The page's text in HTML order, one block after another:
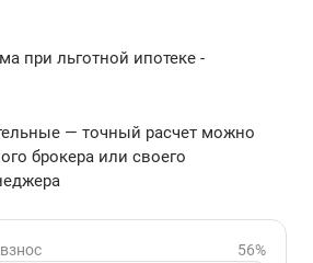
при льготной ипотеке -
— точный расчет можно
брокера или своего
56%